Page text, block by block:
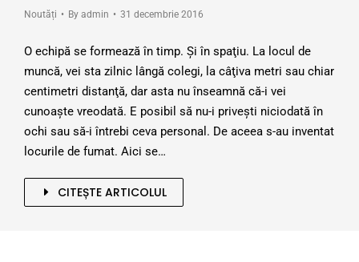
Noutăți By admin 31 decembrie 2016
O echipă se formează în timp. Şi în spaţiu. La locul de
muncă, vei sta zilnic lângă colegi, la câţiva metri sau chiar
centimetri distanţă, dar asta nu înseamnă că-i vei
cunoaşte vreodată. E posibil să nu-i priveşti niciodată în
ochi sau să-i întrebi ceva personal. De aceea s-au inventat
locurile de fumat. Aici se…
CITEȘTE ARTICOLUL